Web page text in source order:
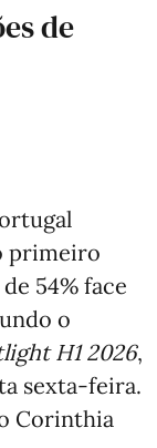
de
primeiro
54% face
o
H1 2026,
sexta-feira.
Corinthia